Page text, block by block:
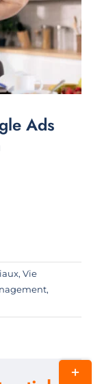
Ads
, Vie
,